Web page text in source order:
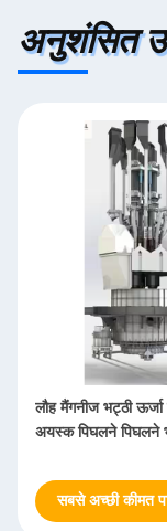
अनुशंसित
लौह मैंगनीज भट्ठी
अयस्क पिघलने पिघलने
सबसे अच्छी कीमत